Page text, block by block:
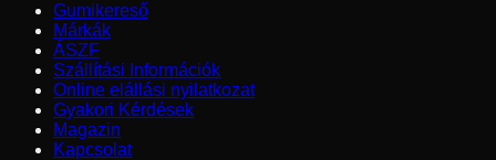
Gumikereső
Márkák
ÁSZF
Szállítási Információk
Online elállási nyilatkozat
Gyakori Kérdések
Magazin
Kapcsolat